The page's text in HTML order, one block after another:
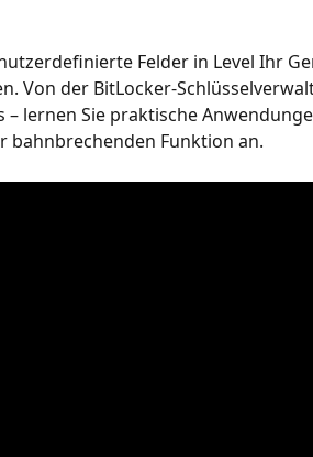
Felder in Level Ihr
Von der BitLocker-
lernen Sie praktische
bahnbrechenden Funktion an.